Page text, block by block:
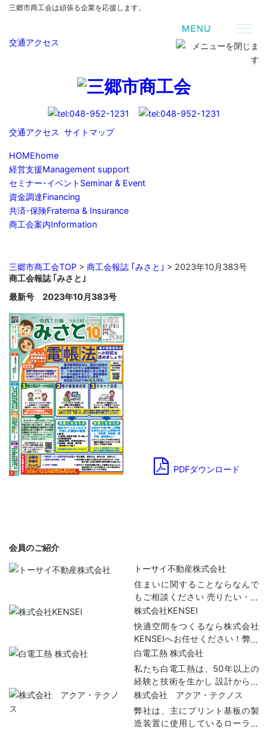
三郷市商工会は頑張る企業を応援します。
交通アクセス
交通アクセス サイトマップ
HOMEhome
経営支援Management support
セミナー･イベント Seminar & Event
資金調達Financing
共済･保険Fraterna & Insurance
商工会案内Information
三郷市商工会TOP > 商工会報誌 ｢みさと｣ > 2023年10月383号
商工会報誌 ｢みさと｣
最新号 2023年10月383号
PDFダウンロード
会員のご紹介
トーサイ不動産株式会社
住まいに関することならなんで
もご相談ください 売りたい・買
いたい・貸したい・借りたい・
直したい 三郷市内はモチロンそ
れ以外でも 経験豊富なスタッフ
が親切丁寧に対応させていただ
きます！
株式会社KENSEI
快適空間をつくるなら株式会社
KENSEIへお任せください！弊社
は、官公庁をはじめとする公共
施設や大型ビル、商業施設から
小さな店舗まで、幅広く内装設
備工事を手掛けています。ま
た、商業施設などで手掛けた技
術を生かし、ご家庭、小規模事
務所を対象とした壁掛型エアコ
白電工熱 株式会社
私たち白電工熱は、50年以上の
経験と技術を生かし 設計から製
造、施工までをトータルエンジ
ニアリングする 塗装設備専門の
メーカーです。 お客様のニーズ
株式会社 アクア・テクノス
弊社は、主にプリント基板の製
造装置に使用しているローラー